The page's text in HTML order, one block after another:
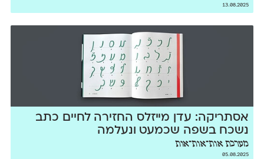
13.08.2025
אסתריקה: עדן מייזלס החזירה לחיים כתב
נשכח בשפה שכמעט ונעלמה
מערכת אות־אות־אות
05.08.2025